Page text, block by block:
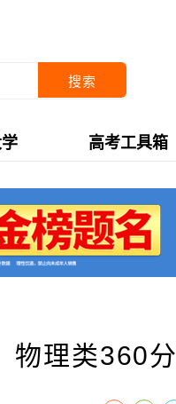
搜索
高考工具箱
物理类360分